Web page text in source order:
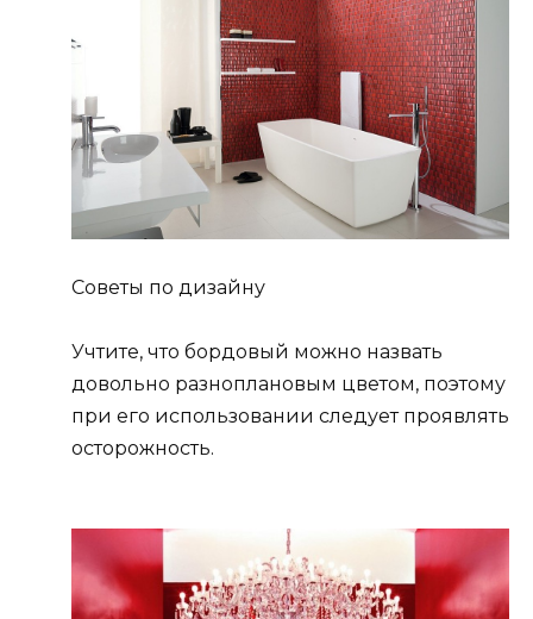
Советы по дизайну
Учтите, что бордовый можно назвать
довольно разноплановым цветом, поэтому
при его использовании следует проявлять
осторожность.